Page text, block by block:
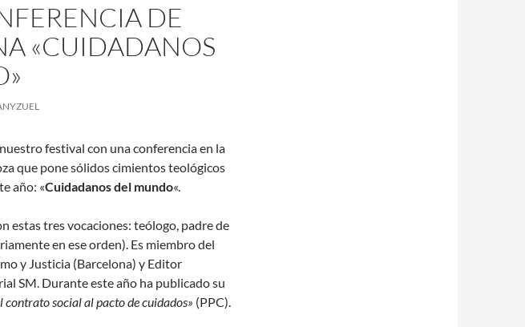
DE
«CUIDADANOS
festival con una conferencia en la
que pone sólidos cimientos teológicos
año: «Cuidadanos del mundo«.
estas tres vocaciones: teólogo, padre de
en ese orden). Es miembro del
y Justicia (Barcelona) y Editor
SM. Durante este año ha publicado su
contrato social al pacto de cuidados» (PPC).